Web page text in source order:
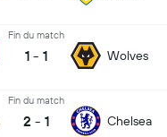
Fin du match
1 - 1 Wolves
Fin du match
2 - 1 Chelsea